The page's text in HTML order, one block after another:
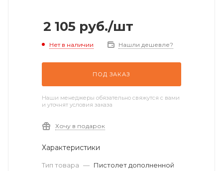
2 105 руб./шт
Нет в наличии Нашли дешевле?
ПОД ЗАКАЗ
Наши менеджеры обязательно свяжутся с вами
и уточнят условия заказа
Хочу в подарок
Характеристики
Тип товара — Пистолет дополненной